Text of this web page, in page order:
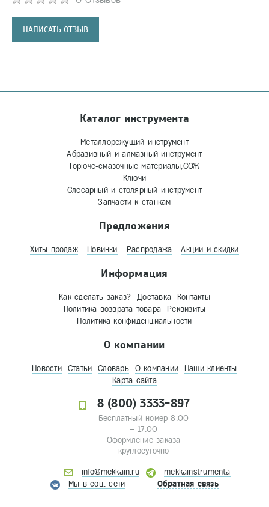
НАПИСАТЬ ОТЗЫВ
Каталог инструмента
Металлорежущий инструмент
Абразивный и алмазный инструмент
Горюче-смазочные материалы,СОЖ
Ключи
Слесарный и столярный инструмент
Запчасти к станкам
Предложения
Хиты продаж Новинки Распродажа Акции и скидки
Информация
Как сделать заказ? Доставка
Контакты
Политика возврата товара
Реквизиты
Политика конфиденциальности
О компании
Новости Статьи Словарь О компании
Наши клиенты
Карта сайта
8 (800) 3333-897
Бесплатный номер 8:00
– 17:00
Оформление заказа
круглосуточно
info@mekkain.ru
mekkainstrumenta
Мы в соц. сети
Обратная связь